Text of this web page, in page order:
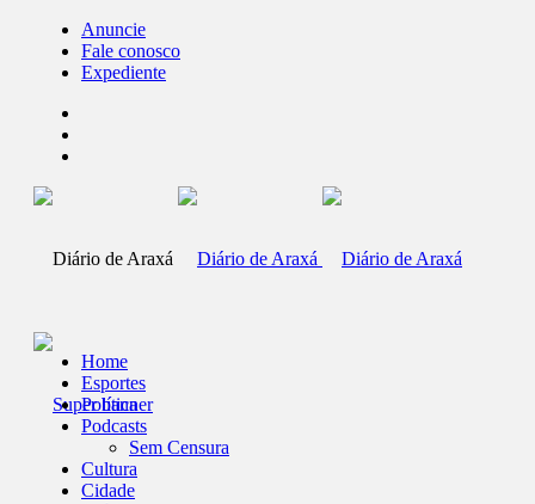
Anuncie
Fale conosco
Expediente
Home
Esportes
Política
Podcasts
Sem Censura
Cultura
Cidade